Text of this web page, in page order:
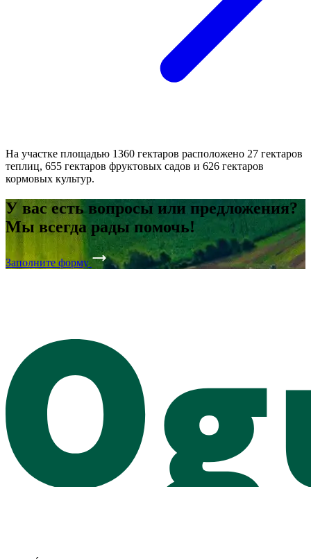
На участке площадью 1360 гектаров расположено 27 гектаров
теплиц, 655 гектаров фруктовых садов и 626 гектаров
кормовых культур.
У вас есть вопросы или предложения?
Мы всегда рады помочь!
Заполните форму